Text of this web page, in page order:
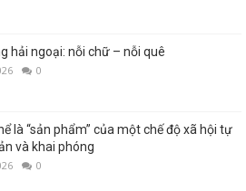
hải ngoại: nỗi chữ – nỗi quê
0
là “sản phẩm” của một chế độ xã hội tự
và khai phóng
0